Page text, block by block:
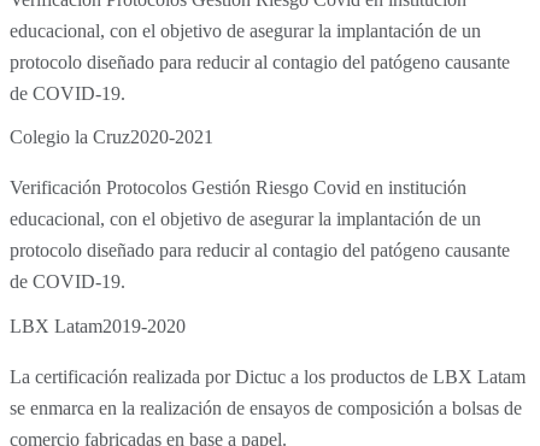
educacional, con el objetivo de asegurar la implantación de un
protocolo diseñado para reducir al contagio del patógeno causante
de COVID-19.
Colegio la Cruz2020-2021
Verificación Protocolos Gestión Riesgo Covid en institución
educacional, con el objetivo de asegurar la implantación de un
protocolo diseñado para reducir al contagio del patógeno causante
de COVID-19.
LBX Latam2019-2020
La certificación realizada por Dictuc a los productos de LBX Latam
se enmarca en la realización de ensayos de composición a bolsas de
comercio fabricadas en base a papel.